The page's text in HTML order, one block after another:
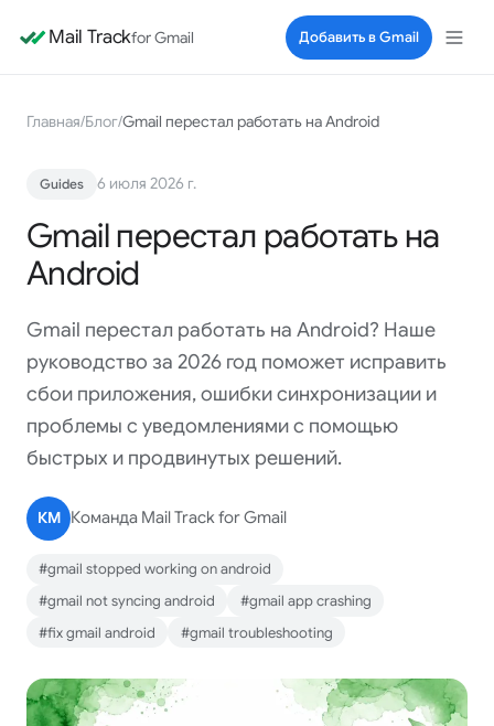
Mail Trackfor Gmail Добавить в Gmail
Главная/Блог/Gmail перестал работать на Android
Guides 6 июля 2026 г.
Gmail перестал работать на
Android
Gmail перестал работать на Android? Наше
руководство за 2026 год поможет исправить
сбои приложения, ошибки синхронизации и
проблемы с уведомлениями с помощью
быстрых и продвинутых решений.
КM Команда Mail Track for Gmail
#gmail stopped working on android
#gmail not syncing android
#gmail app crashing
#fix gmail android
#gmail troubleshooting